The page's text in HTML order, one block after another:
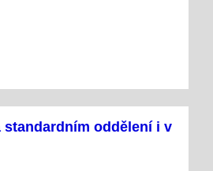
oddělení i v